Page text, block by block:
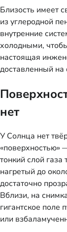
Близость имеет
из углеродной
внутренние
холодными,
настоящая
доставленный
нет
У Солнца нет
«поверхностью»
тонкий слой
нагретый до
достаточно
Вблизи, на
гигантское
или